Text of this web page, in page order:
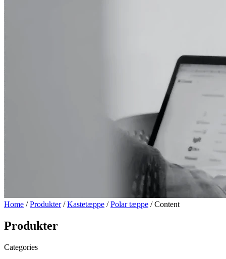
Home /Produkter/Kastetæppe /Polar tæppe / Content
Produkter
Categories